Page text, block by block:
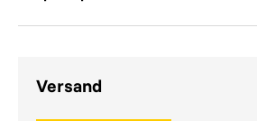
Versand